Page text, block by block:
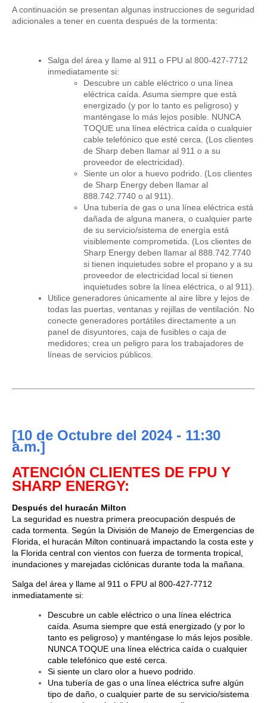
A continuación se presentan algunas instrucciones de seguridad
adicionales a tener en cuenta después de la tormenta:
Salga del área y llame al 911 o FPU al 800-427-7712
inmediatamente si:
Descubre un cable eléctrico o una línea
eléctrica caída. Asuma siempre que está
energizado (y por lo tanto es peligroso) y
manténgase lo más lejos posible. NUNCA
TOQUE una línea eléctrica caída o cualquier
cable telefónico que esté cerca. (Los clientes
de Sharp deben llamar al 911 o a su
proveedor de electricidad).
Siente un olor a huevo podrido. (Los clientes
de Sharp Energy deben llamar al
888.742.7740 o al 911).
Una tubería de gas o una línea eléctrica está
dañada de alguna manera, o cualquier parte
de su servicio/sistema de energía está
visiblemente comprometida. (Los clientes de
Sharp Energy deben llamar al 888.742.7740
si tienen inquietudes sobre el propano y a su
proveedor de electricidad local si tienen
inquietudes sobre la línea eléctrica, o al 911).
Utilice generadores únicamente al aire libre y lejos de
todas las puertas, ventanas y rejillas de ventilación. No
conecte generadores portátiles directamente a un
panel de disyuntores, caja de fusibles o caja de
medidores; crea un peligro para los trabajadores de
líneas de servicios públicos.
[10 de Octubre del 2024- 11:30
a.m.]
ATENCIÓN CLIENTES DE FPU Y
SHARP ENERGY:
Después del huracán Milton
La seguridad es nuestra primera preocupación después de
cada tormenta. Según la División de Manejo de Emergencias de
Florida, el huracán Milton continuará impactando la costa este y
la Florida central con vientos con fuerza de tormenta tropical,
inundaciones y marejadas ciclónicas durante toda la mañana.
Salga del área y llame al 911 o FPU al 800-427-7712
inmediatamente si:
Descubre un cable eléctrico o una línea eléctrica
caída. Asuma siempre que está energizado (y por lo
tanto es peligroso) y manténgase lo más lejos posible.
NUNCA TOQUE una línea eléctrica caída o cualquier
cable telefónico que esté cerca.
Si siente un claro olor a huevo podrido.
Una tubería de gas o una línea eléctrica sufre algún
tipo de daño, o cualquier parte de su servicio/sistema